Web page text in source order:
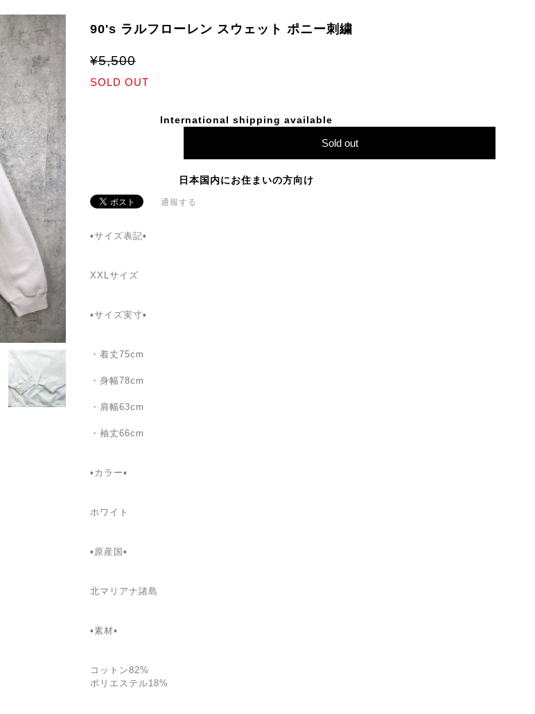
90's ラルフローレン スウェット ポニー刺繍
¥5,500
SOLD OUT
International shipping available
Sold out
日本国内にお住まいの方向け
通報する
▪サイズ表記▪
XXLサイズ
▪サイズ実寸▪
・着丈75cm
・身幅78cm
・肩幅63cm
・袖丈66cm
▪カラー▪️
ホワイト
▪原産国▪
北マリアナ諸島
▪素材▪
コットン82%
ポリエステル18%